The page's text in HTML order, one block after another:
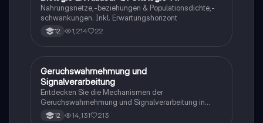
Neurotoxinen. Ideal für Studierende der Neurobiologie
und verwandter Fächer.
Nahrungsnetze,-beziehungen & Populationsdichte,-
schwankungen. Inkl. Erwartungshorizont
12 1,214 22
Biologie
Geruchswahrnehmung und
Signalverarbeitung
Entdecken Sie die Mechanismen der
Geruchswahrnehmung und Signalverarbeitung in
Nervenzellen. Diese Übungsaufgaben für das
12 14,131 213